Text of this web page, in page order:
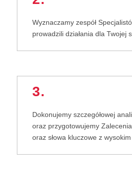
Wyznaczamy zespół
prowadzili działania dla Twojej
3.
Dokonujemy szczegółowej
oraz przygotowujemy
oraz słowa kluczowe z wysokim